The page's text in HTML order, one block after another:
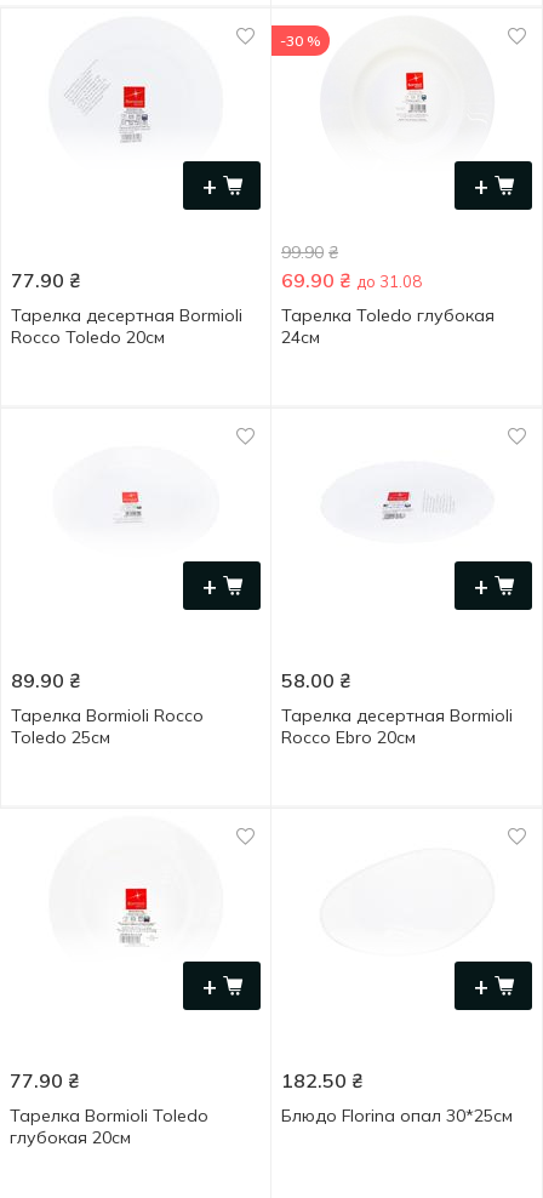
+
77.90 ₴
Тарелка десертная Bormioli
Rocco Toledo 20см
+
-30 %
99.90 ₴
69.90 ₴ до 31.08
Тарелка Toledo глубокая
24см
+
89.90 ₴
Тарелка Bormioli Rocco
Toledo 25см
+
58.00 ₴
Тарелка десертная Bormioli
Rocco Ebro 20см
+
77.90 ₴
Тарелка Bormioli Toledo
глубокая 20см
+
182.50 ₴
Блюдо Florina опал 30*25см